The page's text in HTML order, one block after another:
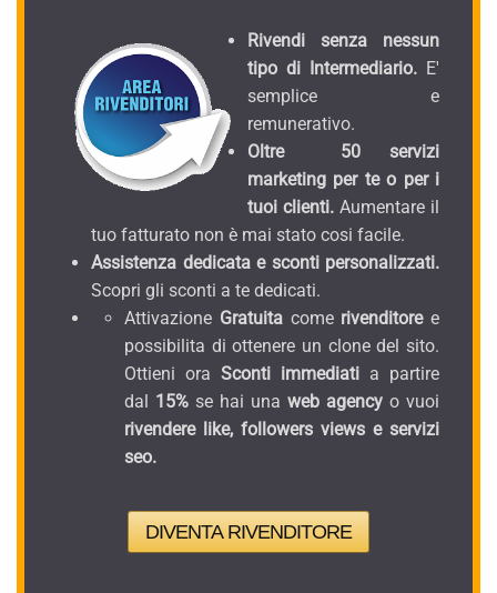
Rivendi senza nessun
tipo di Intermediario. E'
semplice e
remunerativo.
Oltre 50 servizi
marketing per te o per i
tuoi clienti. Aumentare il
tuo fatturato non è mai stato cosi facile.
Assistenza dedicata e sconti personalizzati.
Scopri gli sconti a te dedicati.
Attivazione Gratuitacomerivenditoree
possibilita di ottenere un clone del sito.
Ottieni ora Sconti immediati a partire
dal 15% se hai una web agency o vuoi
rivendere like, followers views e servizi
seo.
DIVENTA RIVENDITORE